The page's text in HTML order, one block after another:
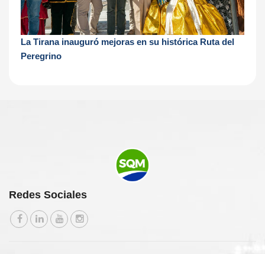
La Tirana inauguró mejoras en su histórica Ruta del
Peregrino
Redes Sociales